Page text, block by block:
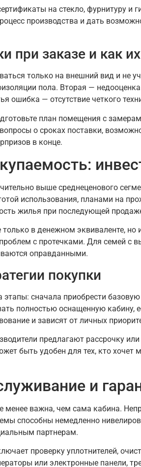
на стекло, фурнитуру
производства и дать
при заказе и как
только на внешний вид и не
пола. Вторая —
ошибка — отсутствие четкого
план помещения с
о сроках поставки,
в конце.
выше среднеценового
использования, планами на
жилья при последующей
только в денежном эквиваленте,
с протечками. Для семей
оправданными.
покупки
сначала приобрести
полностью оснащенную кабинy,
и зависят от личных
предлагают рассрочку
быть удобен для тех, кто
и
менее важна, чем сама кабина.
способны немедленно
партнерам.
проверку уплотнителей,
или электронные панели,